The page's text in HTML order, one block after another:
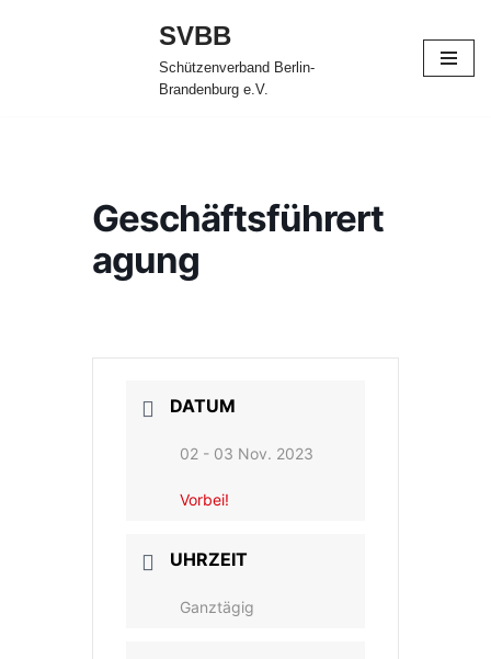
SVBB
Schützenverband Berlin-
Brandenburg e.V.
Geschäftsführert
agung
DATUM
02 - 03 Nov. 2023
Vorbei!
UHRZEIT
Ganztägig